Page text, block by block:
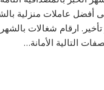
عاملات منزلية
ارقام شغالات
التالية الأمانة…